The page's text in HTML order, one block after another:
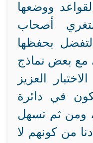
ووضعها
أصحاب
بحفظها
بعض نماذج
العزيز
في دائرة
، ومن ثم تسهل
من كونهم لا